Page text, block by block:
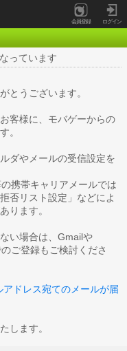
会員登録 ログイン
っています
とうございます。
客様に、モバゲーからの
。
ダやメールの受信設定を
携帯キャリアメールでは
否リスト設定」などによ
ります。
い場合は、Gmailや
ご登録もご検討くださ
ドレス宛てのメールが届
します。